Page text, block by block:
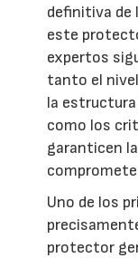
definitiva de
este
expertos
tanto el
la
como los
garanticen
Uno de los
protector